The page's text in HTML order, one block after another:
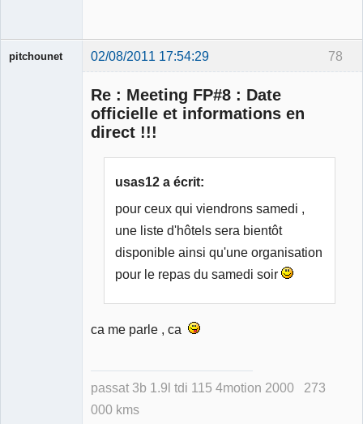
78
pitchounet 02/08/2011 17:54:29
Re : Meeting FP#8 : Date
officielle et informations en
direct !!!
usas12 a écrit:
pour ceux qui viendrons samedi ,
une liste d'hôtels sera bientôt
disponible ainsi qu'une organisation
pour le repas du samedi soir
ca me parle , ca
passat 3b 1.9l tdi 115 4motion 2000 273
000 kms